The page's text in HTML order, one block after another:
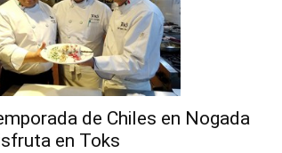
de Chiles en Nogada
en Toks